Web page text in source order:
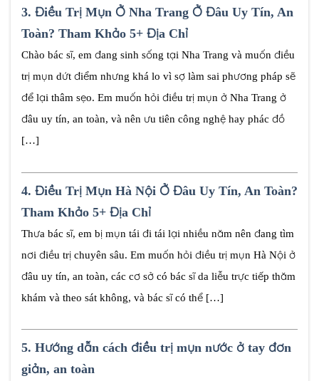
3. Điều Trị Mụn Ở Nha Trang Ở Đâu Uy Tín, An
Toàn? Tham Khảo 5+ Địa Chỉ
Chào bác sĩ, em đang sinh sống tại Nha Trang và muốn điều
trị mụn dứt điểm nhưng khá lo vì sợ làm sai phương pháp sẽ
để lại thâm sẹo. Em muốn hỏi điều trị mụn ở Nha Trang ở
đâu uy tín, an toàn, và nên ưu tiên công nghệ hay phác đồ
[…]
4. Điều Trị Mụn Hà Nội Ở Đâu Uy Tín, An Toàn?
Tham Khảo 5+ Địa Chỉ
Thưa bác sĩ, em bị mụn tái đi tái lại nhiều năm nên đang tìm
nơi điều trị chuyên sâu. Em muốn hỏi điều trị mụn Hà Nội ở
đâu uy tín, an toàn, các cơ sở có bác sĩ da liễu trực tiếp thăm
khám và theo sát không, và bác sĩ có thể […]
5. Hướng dẫn cách điều trị mụn nước ở tay đơn
giản, an toàn